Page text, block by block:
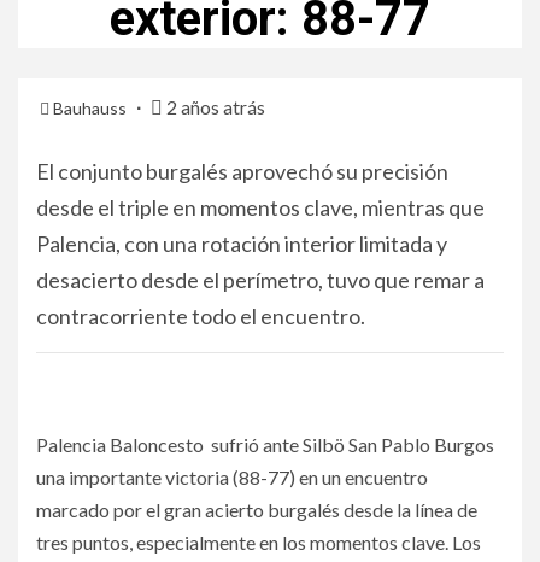
exterior: 88-77
Bauhauss 2 años atrás
El conjunto burgalés aprovechó su precisión
desde el triple en momentos clave, mientras que
Palencia, con una rotación interior limitada y
desacierto desde el perímetro, tuvo que remar a
contracorriente todo el encuentro.
Palencia Baloncesto sufrió ante Silbö San Pablo Burgos
una importante victoria (88-77) en un encuentro
marcado por el gran acierto burgalés desde la línea de
tres puntos, especialmente en los momentos clave. Los